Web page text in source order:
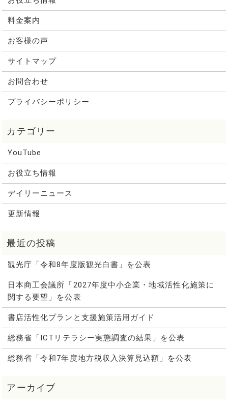
料金案内
お客様の声
サイトマップ
お問合わせ
プライバシーポリシー
YouTube
お役立ち情報
デイリーニュース
更新情報
観光庁「令和8年度版観光白書」を公表
日本商工会議所「2027年度中小企業・地域活性化施策に
関する要望」を公表
書店活性化プランと支援施策活用ガイド
総務省「ICTリテラシー実態調査の結果」を公表
総務省「令和7年度地方税収入決算見込額」を公表